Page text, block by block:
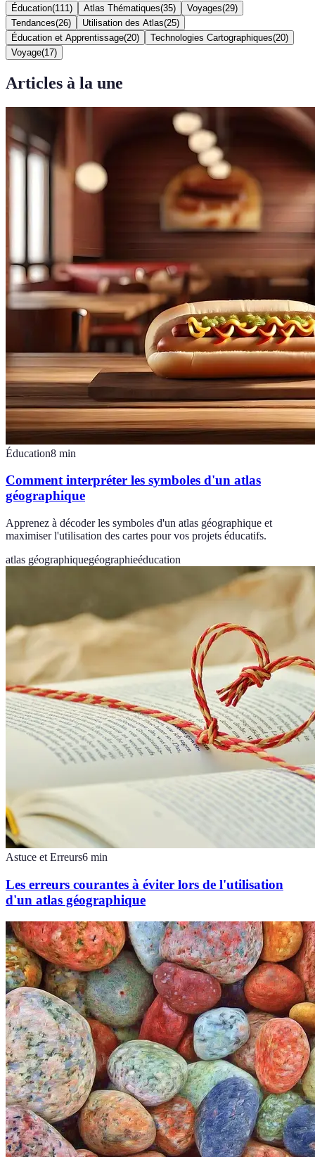
Éducation(111 ) Atlas Thématiques(35) Voyages(29)
Tendances(26) Utilisation des Atlas(25)
Éducation et Apprentissage(20) Technologies Cartographiques(20)
Voyage(17)
Articles à la une
Éducation8 min
Comment interpréter les symboles d'un atlas
géographique
Apprenez à décoder les symboles d'un atlas géographique et
maximiser l'utilisation des cartes pour vos projets éducatifs.
atlas géographiquegéographieéducation
Astuce et Erreurs6 min
Les erreurs courantes à éviter lors de l'utilisation
d'un atlas géographique